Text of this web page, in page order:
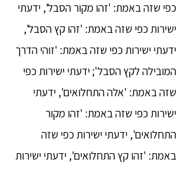
כפי שזה באמת: 'זהו מקור הסבל', ידעתי
ישירות כפי שזה באמת: 'זהו קץ הסבל',
ידעתי ישירות כפי שזה באמת: 'זוהי הדרך
המובילה לקץ הסבל'; ידעתי ישירות כפי
שזה באמת: 'אלה התחלואים', ידעתי
ישירות כפי שזה באמת: 'זהו מקור
התחלואים', ידעתי ישירות כפי שזה
באמת: 'זהו קץ התחלואים', ידעתי ישירות